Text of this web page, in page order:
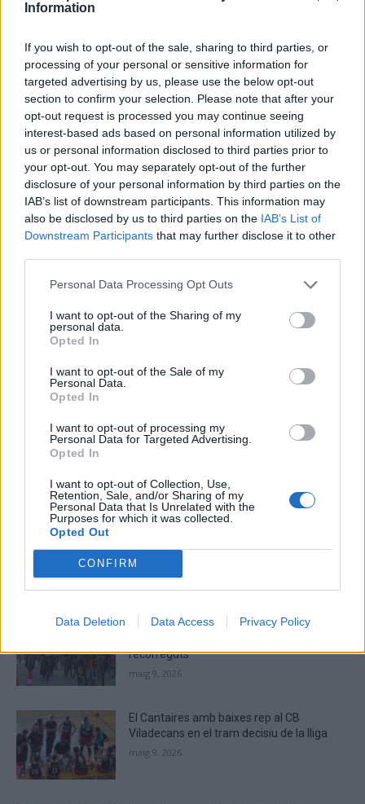
Information
If you wish to opt-out of the sale, sharing to third parties, or
processing of your personal or sensitive information for
targeted advertising by us, please use the below opt-out
section to confirm your selection. Please note that after your
opt-out request is processed you may continue seeing
interest-based ads based on personal information utilized by
us or personal information disclosed to third parties prior to
your opt-out. You may separately opt-out of the further
disclosure of your personal information by third parties on the
IAB’s list of downstream participants. This information may
also be disclosed by us to third parties on the IAB’s List of
Downstream Participants that may further disclose it to other
Personal Data Processing Opt Outs
I want to opt-out of the Sharing of my
personal data.
Opted In
I want to opt-out of the Sale of my
Personal Data.
Opted In
I want to opt-out of processing my
Personal Data for Targeted Advertising.
Opted In
I want to opt-out of Collection, Use,
Retention, Sale, and/or Sharing of my
Personal Data that Is Unrelated with the
Purposes for which it was collected.
Opted Out
CONFIRM
Data Deletion Data Access Privacy Policy
Comentari:
Deseu el meu nom, el correu electrònic i el lloc web en
Captcha5 + 3 = ?
characters
CAPTCHA
that
are
ÚLTIMES NOTÍCIES
maig 9, 2026
Campredó acull la quarta prova dels
recorreguts
maig 9, 2026
El Cantaires amb baixes rep al CB
Viladecans en el tram decisiu de la lliga
maig 9, 2026